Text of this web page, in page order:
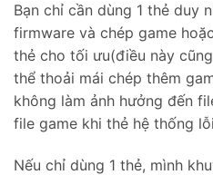
Bạn chỉ cần dùng 1 thẻ duy
firmware và chép game
thẻ cho tối ưu(điều này
thể thoải mái chép thêm
không làm ảnh hưởng đến
file game khi thẻ hệ thống
Nếu chỉ dùng 1 thẻ, mình